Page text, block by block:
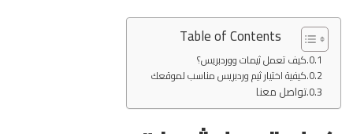
Table of Contents
كيف تعمل ثيمات ووردبريس؟
كيفية اختيار ثيم وردبريس مناسب لموقعك
تواصل معنا